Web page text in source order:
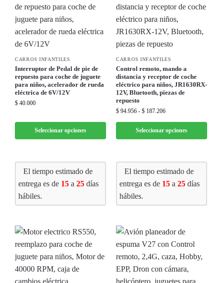
CARROS INFANTILES
Interruptor de Pedal de pie de
repuesto para coche de juguete
para niños, acelerador de rueda
eléctrica de 6V/12V
$ 40.000
Seleccionar opciones
El tiempo estimado de
entrega es de 15 a 25 días
hábiles.
CARROS INFANTILES
Control remoto, mando a
distancia y receptor de coche
eléctrico para niños, JR1630RX-
12V, Bluetooth, piezas de
repuesto
$ 94.956 - $ 187.206
Seleccionar opciones
El tiempo estimado de
entrega es de 15 a 25 días
hábiles.